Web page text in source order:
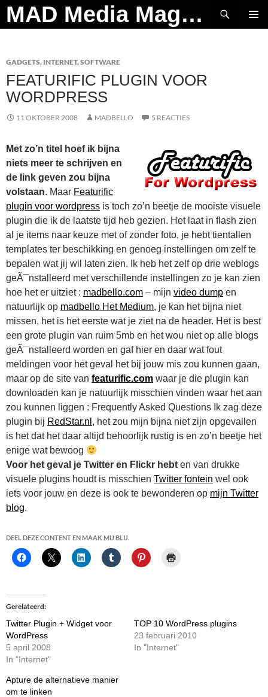
Ga
naar
MAD Media Magazine
Zoeken
GADGETS, INTERNET,SOFTWARE
FEATURIFIC PLUGIN VOOR
WORDPRESS
11 OKTOBER 2008 MADBELLO 5 REACTIES
Met zo’n titel hoef ik bijna
niets meer te schrijven en
de link geven zou bijna
volstaan. Maar Featurific
plugin voor wordpress is toch zo’n beetje de mooiste visuele
plugin die ik de laatste tijd heb gezien. Het laat in flash zien
al je items naar keuze met of zonder foto, je hebt tientallen
templates ter beschikking en genoeg instellingen om zelf te
bepalen wat jij wil laten zien. Ik heb het zelf op drie weblogs
geÃ¯nstalleerd met verschillende instellingen zo je kan zien
hoe het er uitziet : madbello.com – mijn video dump en
natuurlijk op madbello Het Medium, je kan het bijna niet
missen, het is het eerste wat je ziet na de header. Het is best
een grote plugin van ruim 5mb en het wou niet op alle blogs
geÃ¯nstalleerd worden en gaf hier en daar wat fout
meldingen voor het geval het bij jouw mis zou kunnen gaan,
maar op de site van featurific.com waar je die plugin kan
downloaden kan je natuurlijk misschien vinden waar het aan
zou kunnen liggen : Frequently Asked Questions Ik zag deze
plugin bij RedStar.nl , het zou mijn bijna niet zijn opgevallen
is het dat het daar altijd behoorlijk rustig is en zo’n beetje het
enige wat bewoog
Voor het geval je Twitter en Flickr hebt en van drukke
visuele plugins houdt is misschien Twitter fontein wel ook
iets voor jouw en deze is ook te bewonderen op mijn Twitter
blog.
DEEL DEZE CONTENT EN MAAK MIJ BLIJ.
Gerelateerd
Twitter Plugin + Widget voor
WordPress
5 april 2008
In "Internet"
TOP 10 WordPress plugins
23 februari 2010
In "Internet"
Apture de alternatieve manier
om te linken